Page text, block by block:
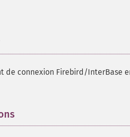
de connexion Firebird/InterBase